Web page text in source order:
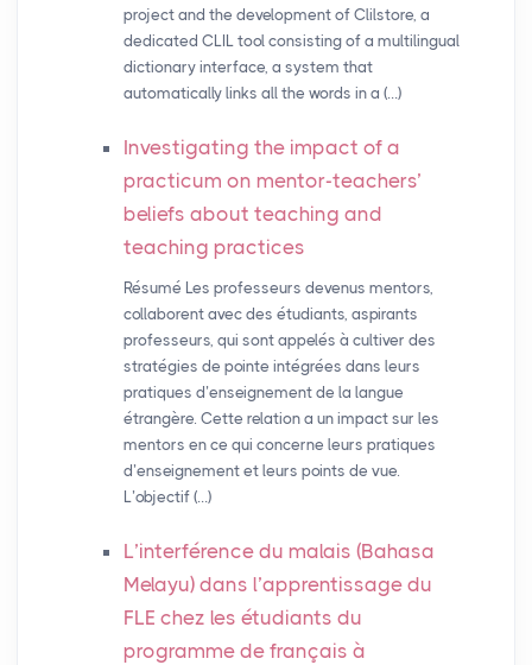
project and the development of Clilstore, a
dedicated CLIL tool consisting of a multilingual
dictionary interface, a system that
automatically links all the words in a (…)
Investigating the impact of a
practicum on mentor-teachers’
beliefs about teaching and
teaching practices
Résumé Les professeurs devenus mentors,
collaborent avec des étudiants, aspirants
professeurs, qui sont appelés à cultiver des
stratégies de pointe intégrées dans leurs
pratiques d’enseignement de la langue
étrangère. Cette relation a un impact sur les
mentors en ce qui concerne leurs pratiques
d’enseignement et leurs points de vue.
L’objectif (…)
L’interférence du malais (Bahasa
Melayu) dans l’apprentissage du
FLE chez les étudiants du
programme de français à